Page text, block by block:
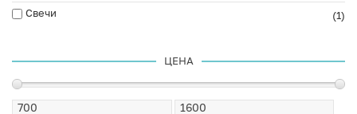
Свечи
(1)
ЦЕНА